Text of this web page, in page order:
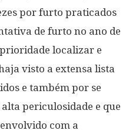
por furto praticados
de furto no ano de
localizar e
visto a extensa lista
e também por se
periculosidade e que
com a